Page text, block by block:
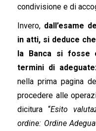
condivisione e di
Invero, dall’esame
in atti, si deduce
la Banca si fosse
termini di
nella prima pagina
procedere alle
dicitura “Esito
ordine: Ordine